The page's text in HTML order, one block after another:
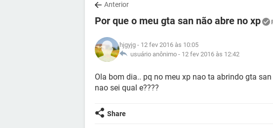
Anterior
Por que o meu gta san não abre no xp
hjgyjg - 12 fev 2016 às 10:05
usuário anônimo - 12 fev 2016 às 12:42
Ola bom dia.. pq no meu xp nao ta abrindo gta
nao sei qual e????
Share